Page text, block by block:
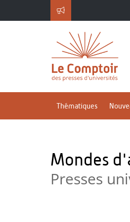
Thématiques
Mondes
Presses